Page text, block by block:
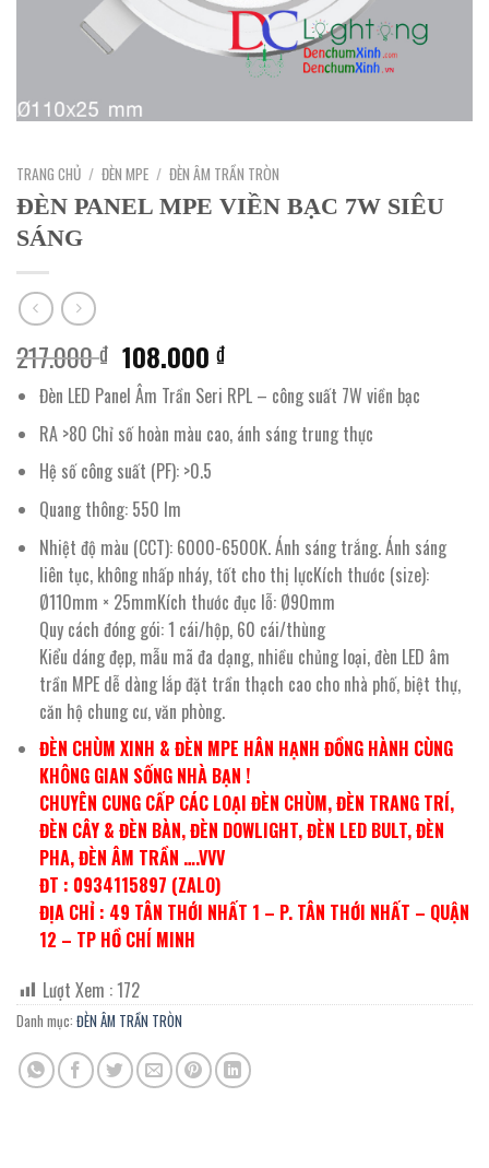
TRANG CHỦ / ĐÈN MPE / ĐÈN ÂM TRẦN TRÒN
ĐÈN PANEL MPE VIỀN BẠC 7W SIÊU
SÁNG
217.000₫ Giá
gốc
là:
217.000 ₫.
108.000₫Giá
hiện
tại
là:
Đèn LED Panel Âm Trần Seri RPL – công suất 7W viền bạc
RA >80 Chỉ số hoàn màu cao, ánh sáng trung thực
Hệ số công suất (PF): >0.5
Quang thông: 550 lm
Nhiệt độ màu (CCT): 6000-6500K. Ánh sáng trắng. Ánh sáng
liên tục, không nhấp nháy, tốt cho thị lựcKích thước (size):
Ø110mm × 25mmKích thước đục lỗ: Ø90mm
Quy cách đóng gói: 1 cái/hộp, 60 cái/thùng
Kiểu dáng đẹp, mẫu mã đa dạng, nhiều chủng loại, đèn LED âm
trần MPE dễ dàng lắp đặt trần thạch cao cho nhà phố, biệt thự,
căn hộ chung cư, văn phòng.
ĐÈN CHÙM XINH & ĐÈN MPE HÂN HẠNH ĐỒNG HÀNH CÙNG
KHÔNG GIAN SỐNG NHÀ BẠN !
CHUYÊN CUNG CẤP CÁC LOẠI ĐÈN CHÙM, ĐÈN TRANG TRÍ,
ĐÈN CÂY & ĐÈN BÀN, ĐÈN DOWLIGHT, ĐÈN LED BULT, ĐÈN
PHA, ĐÈN ÂM TRẦN ….VVV
ĐT : 0934115897 (ZALO)
ĐỊA CHỈ : 49 TÂN THỚI NHẤT 1 – P. TÂN THỚI NHẤT – QUẬN
12 – TP HỒ CHÍ MINH
Lượt Xem :172
Danh mục: ĐÈN ÂM TRẦN TRÒN